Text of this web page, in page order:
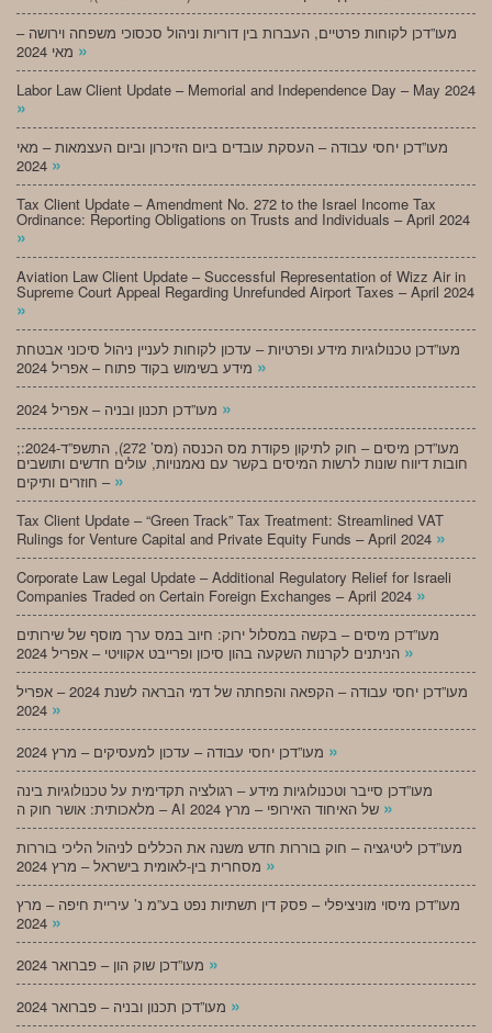
מעו”דכן לקוחות פרטיים, העברות בין דוריות וניהול סכסוכי משפחה וירושה –
»
Labor Law Client Update – Memorial and Independence Day – May 2024
»
מעו”דכן יחסי עבודה – העסקת עובדים ביום הזיכרון וביום העצמאות – מאי
»
Tax Client Update – Amendment No. 272 to the Israel Income Tax
Ordinance: Reporting Obligations on Trusts and Individuals – April 2024
»
Aviation Law Client Update – Successful Representation of Wizz Air in
Supreme Court Appeal Regarding Unrefunded Airport Taxes – April 2024
»
מעו”דכן טכנולוגיות מידע ופרטיות – עדכון לקוחות לעניין ניהול סיכוני אבטחת
»
»
;מעו”דכן מיסים – חוק לתיקון פקודת מס הכנסה (מס’ 272), התשפ”ד-2024:
חובות דיווח שונות לרשות המיסים בקשר עם נאמנויות, עולים חדשים ותושבים
חוזרים ותיקים – »
Tax Client Update – “Green Track” Tax Treatment: Streamlined VAT
Rulings for Venture Capital and Private Equity Funds – April 2024 »
Corporate Law Legal Update – Additional Regulatory Relief for Israeli
Companies Traded on Certain Foreign Exchanges – April 2024 »
מעו”דכן מיסים – בקשה במסלול ירוק: חיוב במס ערך מוסף של שירותים
»
מעו”דכן יחסי עבודה – הקפאה והפחתה של דמי הבראה לשנת 2024 – אפריל
»
»
מעו”דכן סייבר וטכנולוגיות מידע – רגולציה תקדימית על טכנולוגיות בינה
»
מעו”דכן ליטיגציה – חוק בוררות חדש משנה את הכללים לניהול הליכי בוררות
»
מעו”דכן מיסוי מוניציפלי – פסק דין תשתיות נפט בע”מ נ’ עיריית חיפה – מרץ
»
»
»